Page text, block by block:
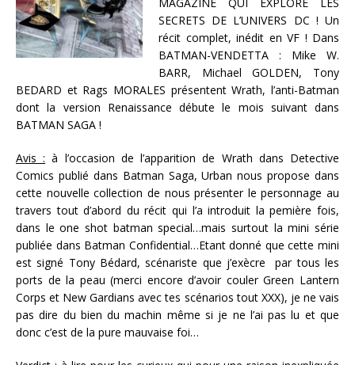
SECRETS DE L’UNIVERS DC ! Un
récit complet, inédit en VF ! Dans
BATMAN-VENDETTA : Mike W.
BARR, Michael GOLDEN, Tony
BEDARD et Rags MORALES présentent Wrath, l’anti-Batman
dont la version Renaissance débute le mois suivant dans
BATMAN SAGA !
Avis : à l’occasion de l’apparition de Wrath dans Detective
Comics publié dans Batman Saga, Urban nous propose dans
cette nouvelle collection de nous présenter le personnage au
travers tout d’abord du récit qui l’a introduit la pemière fois,
dans le one shot batman special…mais surtout la mini série
publiée dans Batman Confidential…Etant donné que cette mini
est signé Tony Bédard, scénariste que j’exècre par tous les
ports de la peau (merci encore d’avoir couler Green Lantern
Corps et New Gardians avec tes scénarios tout XXX), je ne vais
pas dire du bien du machin même si je ne l’ai pas lu et que
donc c’est de la pure mauvaise foi…